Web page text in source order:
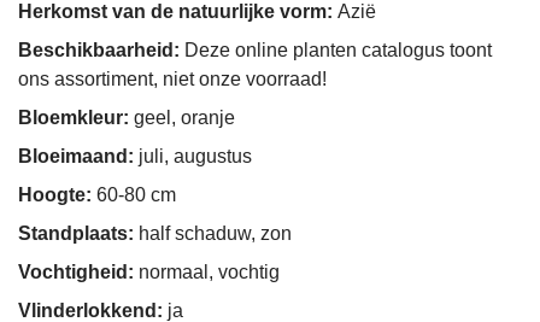
Herkomst van de natuurlijke vorm: Azië
Beschikbaarheid: Deze online planten catalogus toont
ons assortiment, niet onze voorraad!
Bloemkleur: geel, oranje
Bloeimaand: juli, augustus
Hoogte: 60-80 cm
Standplaats: half schaduw, zon
Vochtigheid: normaal, vochtig
Vlinderlokkend: ja